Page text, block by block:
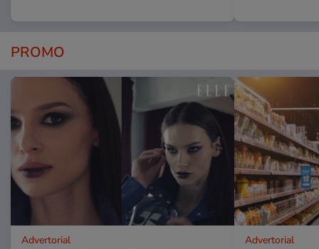
PROMO
Advertorial Advertorial